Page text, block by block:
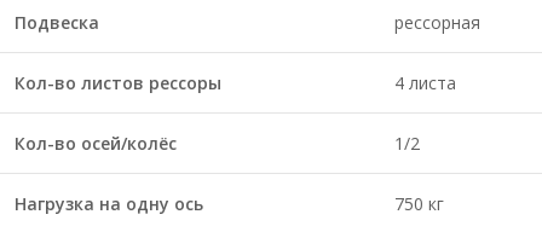
Подвеска рессорная
Кол-во листов рессоры 4 листа
Кол-во осей/колёс 1/2
Нагрузка на одну ось 750 кг